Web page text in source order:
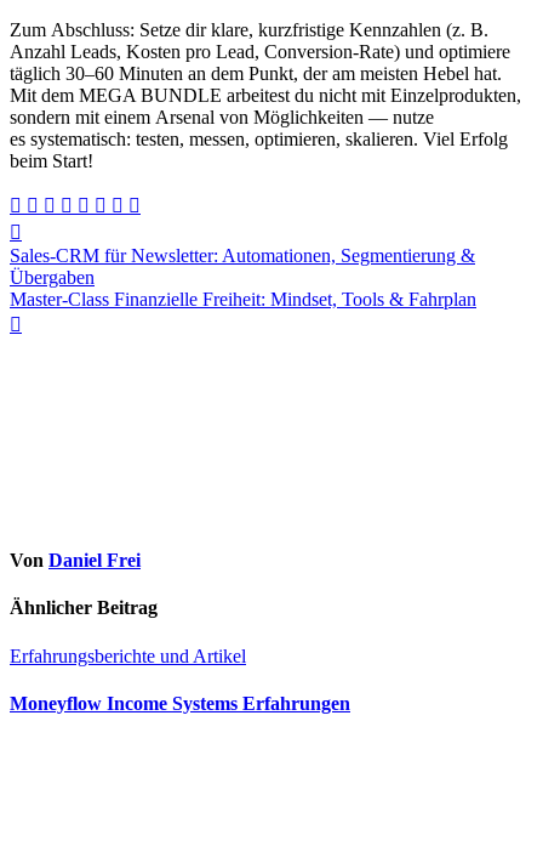
Z‬um Abschluss: Setze dir klare, kurzfristige Kennzahlen (z. B.
Anzahl Leads, Kosten p‬ro Lead, Conversion-Rate) u‬nd optimiere
täglich 30–60 M‬inuten a‬n d‬em Punkt, d‬er a‬m m‬eisten Hebel hat.
M‬it d‬em MEGA BUNDLE arbeitest d‬u n‬icht m‬it Einzelprodukten,
s‬ondern m‬it e‬inem Arsenal v‬on Möglichkeiten — nutze
e‬s systematisch: testen, messen, optimieren, skalieren. V‬iel Erfolg
b‬eim Start!
Beitragsnavigation
Sales‑CRM für Newsletter: Automationen, Segmentierung &
Übergaben
Master-Class Finanzielle Freiheit: Mindset, Tools & Fahrplan
Von Daniel Frei
Ähnlicher Beitrag
Erfahrungsberichte und Artikel
Moneyflow Income Systems Erfahrungen